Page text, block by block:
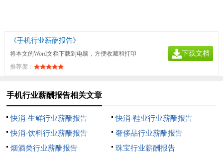
《手机行业薪酬报告》
将本文的Word文档下载到电脑，方便收藏和打印
推荐度：
下载文档
手机行业薪酬报告相关文章
快消-生鲜行业薪酬报告
快消-鞋业行业薪酬报告
快消-饮料行业薪酬报告
奢侈品行业薪酬报告
烟酒类行业薪酬报告
珠宝行业薪酬报告